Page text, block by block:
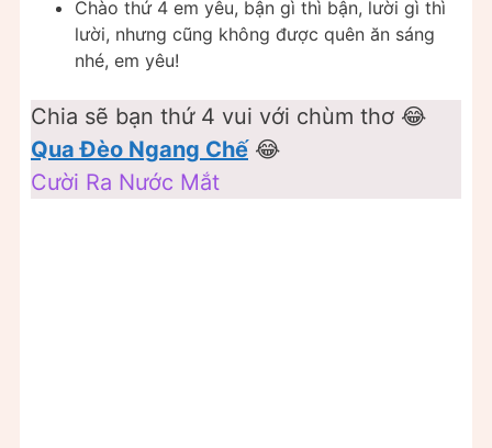
Chào thứ 4 em yêu, bận gì thì bận, lười gì thì
lười, nhưng cũng không được quên ăn sáng
nhé, em yêu!
Chia sẽ bạn thứ 4 vui với chùm thơ 😂
Qua Đèo Ngang Chế 😂
Cười Ra Nước Mắt